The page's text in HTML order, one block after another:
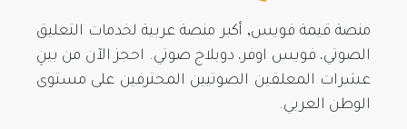
منصة قيمة فويس, أكبر منصة عربية لخدمات التعليق
الصوتي، فويس اوفر، دوبلاج صوتي. احجز الآن من بينِ
عشرات المعلقين الصوتيين المحترفين على مستوى
الوطن العربي.